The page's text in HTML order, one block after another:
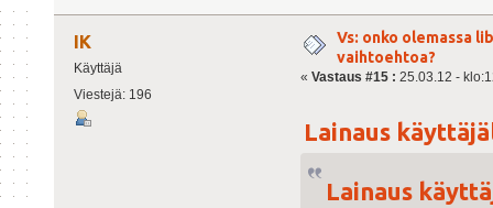
IK
Käyttäjä
Viestejä: 196
Vs: onko olemassa
vaihtoehtoa?
« Vastaus #15 : 25.03.12 -
Lainaus
Lainaus